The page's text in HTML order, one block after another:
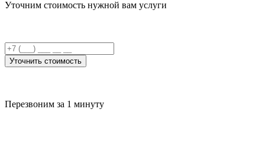
Уточним стоимость нужной вам услуги
Уточнить стоимость
Перезвоним за 1 минуту